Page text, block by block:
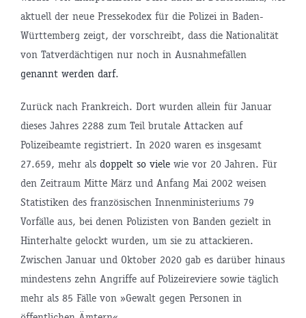
aktuell der neue Pressekodex für die Polizei in Baden-
Württemberg zeigt, der vorschreibt, dass die Nationalität
von Tatverdächtigen nur noch in Ausnahmefällen
genannt werden darf.
Zurück nach Frankreich. Dort wurden allein für Januar
dieses Jahres 2288 zum Teil brutale Attacken auf
Polizeibeamte registriert. In 2020 waren es insgesamt
27.659, mehr als doppelt so vielewie vor 20 Jahren. Für
den Zeitraum Mitte März und Anfang Mai 2002 weisen
Statistiken des französischen Innenministeriums 79
Vorfälle aus, bei denen Polizisten von Banden gezielt in
Hinterhalte gelockt wurden, um sie zu attackieren.
Zwischen Januar und Oktober 2020 gab es darüber hinaus
mindestens zehn Angriffe auf Polizeireviere sowie täglich
mehr als 85 Fälle von »Gewalt gegen Personen in